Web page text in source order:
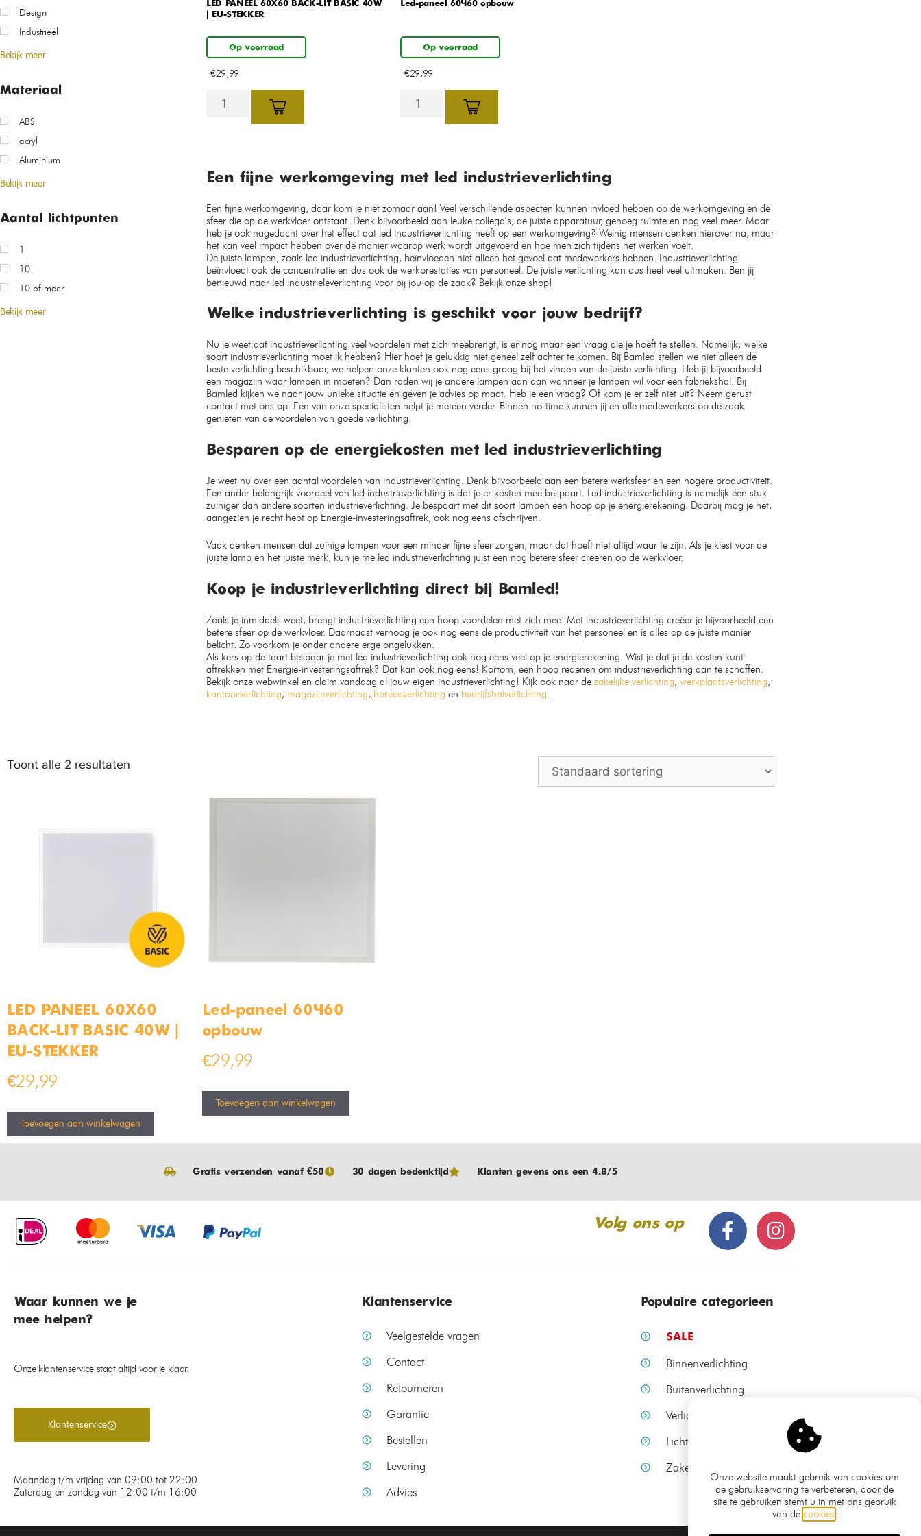
Design
Industrieel
Bekijk meer
Materiaal
ABS
acryl
Aluminium
Bekijk meer
Aantal lichtpunten
1
10
10 of meer
Bekijk meer
LED PANEEL 60X60 BACK-LIT BASIC 40W
| EU-STEKKER
Op voorraad
€29,99
Led-paneel 60×60 opbouw
Op voorraad
€29,99
Een fijne werkomgeving met led industrieverlichting
Een fijne werkomgeving, daar kom je niet zomaar aan! Veel verschillende aspecten kunnen invloed hebben op de werkomgeving en de
sfeer die op de werkvloer ontstaat. Denk bijvoorbeeld aan leuke collega’s, de juiste apparatuur, genoeg ruimte en nog veel meer. Maar
heb je ook nagedacht over het effect dat led industrieverlichting heeft op een werkomgeving? Weinig mensen denken hierover na, maar
het kan veel impact hebben over de manier waarop werk wordt uitgevoerd en hoe men zich tijdens het werken voelt.
De juiste lampen, zoals led industrieverlichting, beïnvloeden niet alleen het gevoel dat medewerkers hebben. Industrieverlichting
beïnvloedt ook de concentratie en dus ook de werkprestaties van personeel. De juiste verlichting kan dus heel veel uitmaken. Ben jij
benieuwd naar led industrieleverlichting voor bij jou op de zaak? Bekijk onze shop!
Welke industrieverlichting is geschikt voor jouw bedrijf?
Nu je weet dat industrieverlichting veel voordelen met zich meebrengt, is er nog maar een vraag die je hoeft te stellen. Namelijk; welke
soort industrieverlichting moet ik hebben? Hier hoef je gelukkig niet geheel zelf achter te komen. Bij Bamled stellen we niet alleen de
beste verlichting beschikbaar, we helpen onze klanten ook nog eens graag bij het vinden van de juiste verlichting. Heb jij bijvoorbeeld
een magazijn waar lampen in moeten? Dan raden wij je andere lampen aan dan wanneer je lampen wil voor een fabriekshal. Bij
Bamled kijken we naar jouw unieke situatie en geven je advies op maat. Heb je een vraag? Of kom je er zelf niet uit? Neem gerust
contact met ons op. Een van onze specialisten helpt je meteen verder. Binnen no-time kunnen jij en alle medewerkers op de zaak
genieten van de voordelen van goede verlichting.
Besparen op de energiekosten met led industrieverlichting
Je weet nu over een aantal voordelen van industrieverlichting. Denk bijvoorbeeld aan een betere werksfeer en een hogere productiviteit.
Een ander belangrijk voordeel van led industrieverlichting is dat je er kosten mee bespaart. Led industrieverlichting is namelijk een stuk
zuiniger dan andere soorten industrieverlichting. Je bespaart met dit soort lampen een hoop op je energierekening. Daarbij mag je het,
aangezien je recht hebt op Energie-investeringsaftrek, ook nog eens afschrijven.
Vaak denken mensen dat zuinige lampen voor een minder fijne sfeer zorgen, maar dat hoeft niet altijd waar te zijn. Als je kiest voor de
juiste lamp en het juiste merk, kun je me led industrieverlichting juist een nog betere sfeer creëren op de werkvloer.
Koop je industrieverlichting direct bij Bamled!
Zoals je inmiddels weet, brengt industrieverlichting een hoop voordelen met zich mee. Met industrieverlichting creëer je bijvoorbeeld een
betere sfeer op de werkvloer. Daarnaast verhoog je ook nog eens de productiviteit van het personeel en is alles op de juiste manier
belicht. Zo voorkom je onder andere erge ongelukken.
Als kers op de taart bespaar je met led industrieverlichting ook nog eens veel op je energierekening. Wist je dat je de kosten kunt
aftrekken met Energie-investeringsaftrek? Dat kan ook nog eens! Kortom, een hoop redenen om industrieverlichting aan te schaffen.
Bekijk onze webwinkel en claim vandaag al jouw eigen industrieverlichting! Kijk ook naar de zakelijke verlichting, werkplaatsverlichting,
kantoorverlichting, magazijnverlichting, horecaverlichting en bedrijfshalverlichting.
Toont alle 2 resultaten
LED PANEEL 60X60
BACK-LIT BASIC 40W |
EU-STEKKER
€29,99
Toevoegen aan winkelwagen
Led-paneel 60×60
opbouw
€29,99
Toevoegen aan winkelwagen
Gratis verzenden vanaf €50 30 dagen bedenktijd Klanten gevens ons een 4.8/5
Volg ons op
Waar kunnen we je
mee helpen?
Onze klantenservice staat altijd voor je klaar.
Klantenservice
Maandag t/m vrijdag van 09:00 tot 22:00
Zaterdag en zondag van 12:00 t/m 16:00
Klantenservice
Veelgestelde vragen
Contact
Retourneren
Garantie
Bestellen
Levering
Advies
Populaire categorieen
SALE
Binnenverlichting
Buitenverlichting
Verlichting per ruimte
Lichtbronnen
Zakelijke verlichting
Onze website maakt gebruik van cookies om
de gebruikservaring te verbeteren, door de
site te gebruiken stemt u in met ons gebruik
van de cookies